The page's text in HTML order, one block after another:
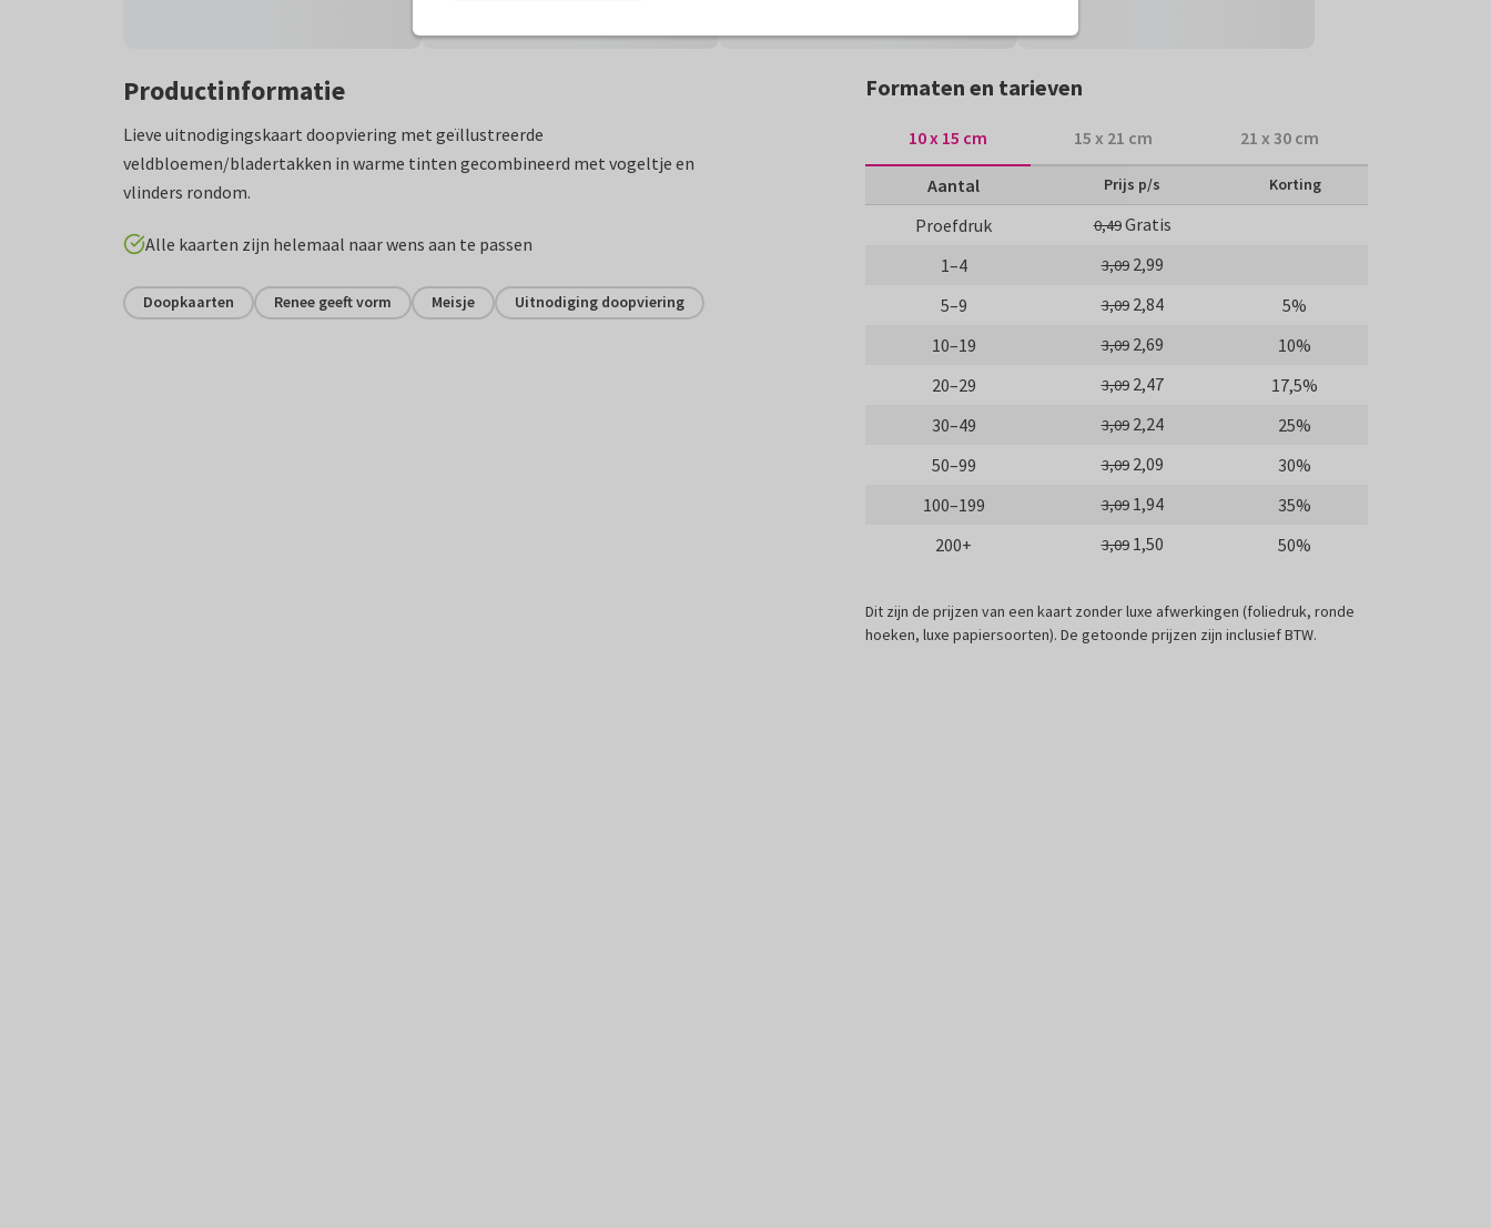
Productinformatie
Lieve uitnodigingskaart doopviering met geïllustreerde
veldbloemen/bladertakken in warme tinten gecombineerd met vogeltje en
vlinders rondom.
Alle kaarten zijn helemaal naar wens aan te passen
Doopkaarten Renee geeft vorm Meisje Uitnodiging doopviering
Formaten en tarieven
10 x 15 cm 15 x 21 cm 21 x 30 cm
Aantal Prijs p/s Korting
Proefdruk 0,49Gratis
1–4
3,09 2,99
5–9
3,09 2,84
5%
10–19
3,09 2,69
10%
20–29
3,09 2,47
17,5%
30–49
3,09 2,24
25%
50–99
3,09 2,09
30%
100–199
3,09 1,94
35%
200+
3,09 1,50 50%
Dit zijn de prijzen van een kaart zonder luxe afwerkingen (foliedruk, ronde
hoeken, luxe papiersoorten). De getoonde prijzen zijn inclusief BTW.